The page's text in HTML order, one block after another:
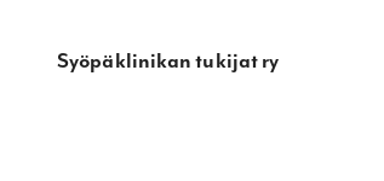
Syöpäklinikan tukijat ry